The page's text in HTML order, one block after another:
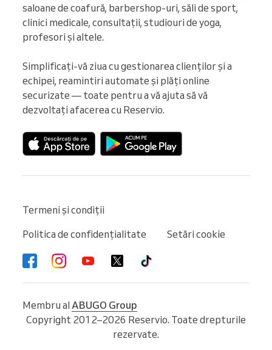
saloane de coafură, barbershop-uri, săli de sport,
clinici medicale, consultații, studiouri de yoga,
profesori și altele.
Simplificați-vă ziua cu gestionarea clienților și a
echipei, reamintiri automate și plăți online
securizate — toate pentru a vă ajuta să vă
dezvoltați afacerea cu Reservio.
Termeni și condiții
Politica de confidențialitate
Setări cookie
Membru al ABUGO Group
Copyright 2012–2026 Reservio. Toate drepturile
rezervate.